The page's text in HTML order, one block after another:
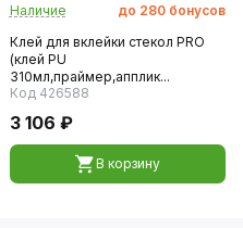
Наличие до 280 бонусов
Клей для вклейки стекол PRO
(клей PU
310мл,праймер,апплик...
Код 426588
3 106 ₽
В корзину